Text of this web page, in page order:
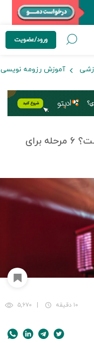
ورود/عضویت
آموزش رزومه نویسی
رزومه تصویری (ویدئویی) چیست؟ ۶ مرحله برای
۱۰ دقیقه ۵,۶۷۰